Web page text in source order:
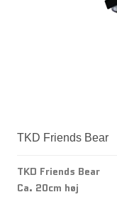
TKD Friends Bear
TKD Friends Bear
Ca. 20cm høj